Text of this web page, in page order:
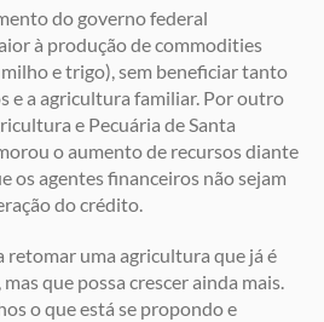
do governo federal
à produção de commodities
e trigo), sem beneficiar tanto
e a agricultura familiar. Por outro
e Pecuária de Santa
o aumento de recursos diante
os agentes financeiros não sejam
do crédito.
retomar uma agricultura que já é
que possa crescer ainda mais.
o que está se propondo e